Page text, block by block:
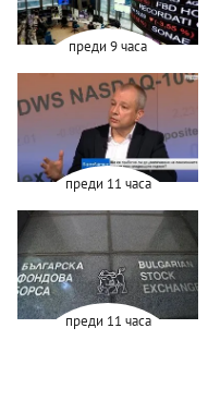
преди 9 часа
преди 11 часа
преди 11 часа